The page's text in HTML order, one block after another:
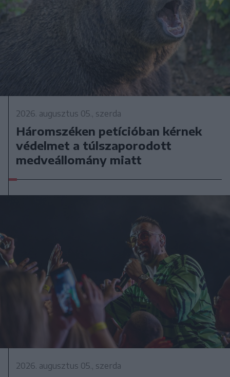
2026. augusztus 05., szerda
Háromszéken petícióban kérnek
védelmet a túlszaporodott
medveállomány miatt
2026. augusztus 05., szerda